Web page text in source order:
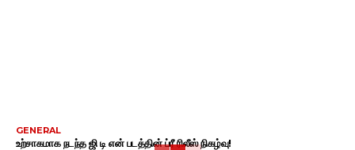
GENERAL
உற்சாகமாக நடந்த ஜி டி என் படத்தின் ப்ரீ ரிலீஸ் நிகழ்வு!